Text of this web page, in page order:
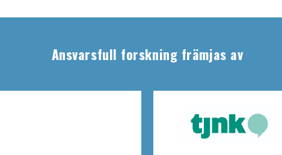
Ansvarsfull forskning främjas av